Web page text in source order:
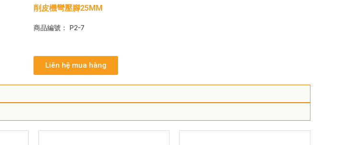
削皮機彎壓腳25MM
商品編號： P2-7
Liên hệ mua hàng